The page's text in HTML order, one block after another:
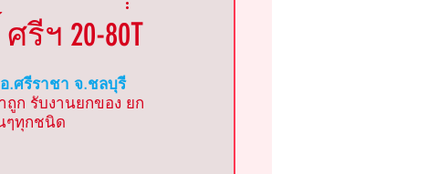
เชิงเทรา รถเครนบางปะกง
ฯ 20-80T
.ศรีราชา จ.ชลบุรี
ถูก รับงานยกของ ยก
ๆทุกชนิด